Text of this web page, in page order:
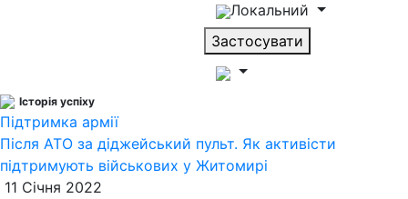
Локальний
Застосувати
Історія успіху
Підтримка армії
Після АТО за діджейський пульт. Як активісти
підтримують військових у Житомирі
11 Січня 2022